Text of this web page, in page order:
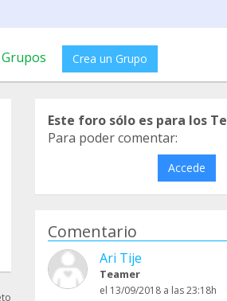
Grupos Crea un Grupo
Este foro sólo es para los
Para poder comentar:
Accede
Comentario
Ari Tije
Teamer
el 13/09/2018 a las 23:18h